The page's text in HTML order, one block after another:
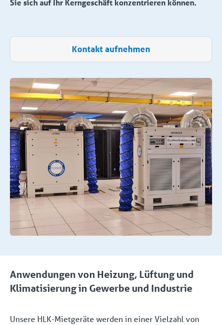
Kontakt aufnehmen
Anwendungen von Heizung, Lüftung und
Klimatisierungin Gewerbe und Industrie
Unsere HLK-Mietgeräte werden in einer Vielzahl von